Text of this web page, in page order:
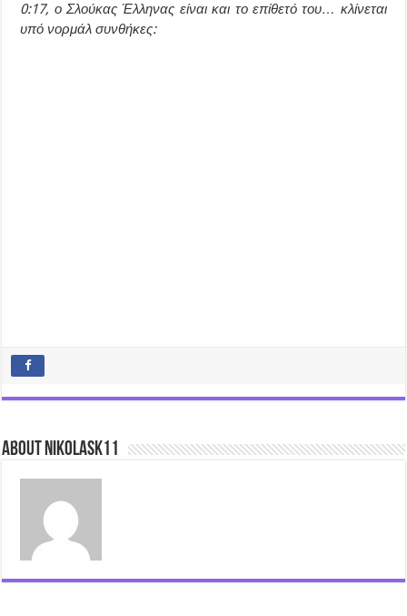
0:17, ο Σλούκας Έλληνας είναι και το επίθετό του… κλίνεται
υπό νορμάλ συνθήκες:
About nikolask11